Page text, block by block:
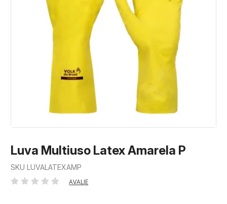
Luva Multiuso Latex Amarela P
SKU LUVALATEXAMP
AVALIE